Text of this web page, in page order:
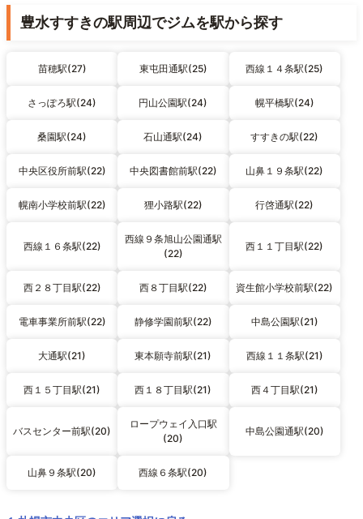
豊水すすきの駅周辺でジムを駅から探す
苗穂駅(27) 東屯田通駅(25) 西線１４条駅(25)
さっぽろ駅(24) 円山公園駅(24) 幌平橋駅(24)
桑園駅(24) 石山通駅(24) すすきの駅(22)
中央区役所前駅(22) 中央図書館前駅(22) 山鼻１９条駅(22)
幌南小学校前駅(22) 狸小路駅(22) 行啓通駅(22)
西線１６条駅(22)
西線９条旭山公園通駅
(22)
西１１丁目駅(22)
西２８丁目駅(22) 西８丁目駅(22) 資生館小学校前駅(22)
電車事業所前駅(22) 静修学園前駅(22) 中島公園駅(21)
大通駅(21) 東本願寺前駅(21) 西線１１条駅(21)
西１５丁目駅(21) 西１８丁目駅(21) 西４丁目駅(21)
バスセンター前駅(20)
ロープウェイ入口駅
(20)
中島公園通駅(20)
山鼻９条駅(20) 西線６条駅(20)